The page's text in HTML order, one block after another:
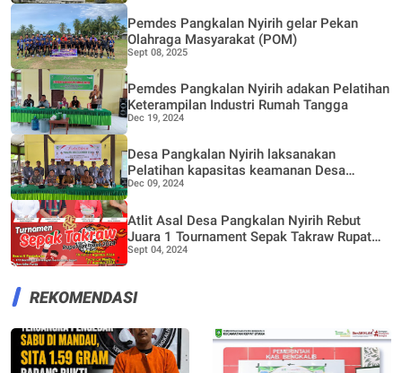
Pemdes Pangkalan Nyirih gelar Pekan
Olahraga Masyarakat (POM)
Sept 08, 2025
Pemdes Pangkalan Nyirih adakan Pelatihan
Keterampilan Industri Rumah Tangga
Dec 19, 2024
Desa Pangkalan Nyirih laksanakan
Pelatihan kapasitas keamanan Desa
melalui Dana Bermasa TA 2024
Dec 09, 2024
Atlit Asal Desa Pangkalan Nyirih Rebut
Juara 1 Tournament Sepak Takraw Rupat
Bermasa 2024
Sept 04, 2024
REKOMENDASI